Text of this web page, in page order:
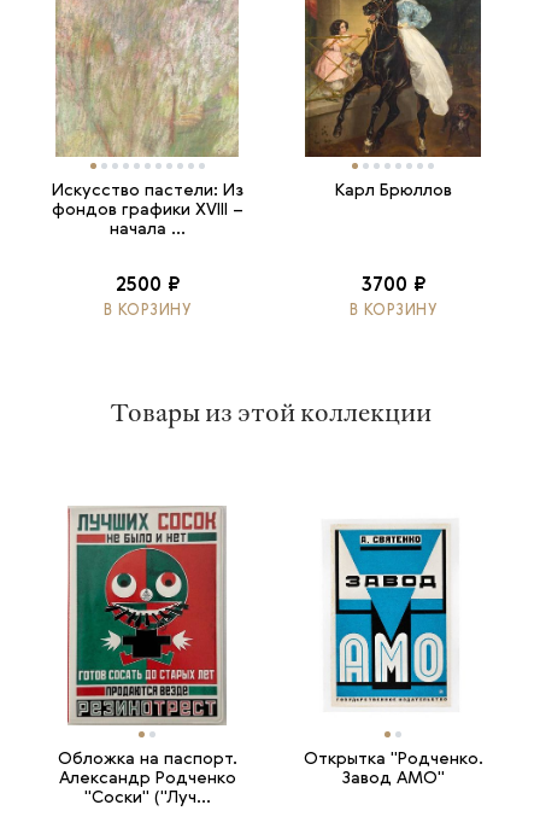
Искусство пастели: Из
фондов графики XVIII –
начала ...
2500 ₽
В КОРЗИНУ
Карл Брюллов
3700 ₽
В КОРЗИНУ
Товары из этой коллекции
Обложка на паспорт.
Александр Родченко
"Соски" ("Луч...
Открытка "Родченко.
Завод АМО"